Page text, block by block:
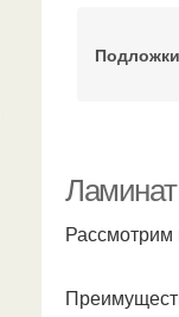
Ламинат
Рассмотрим